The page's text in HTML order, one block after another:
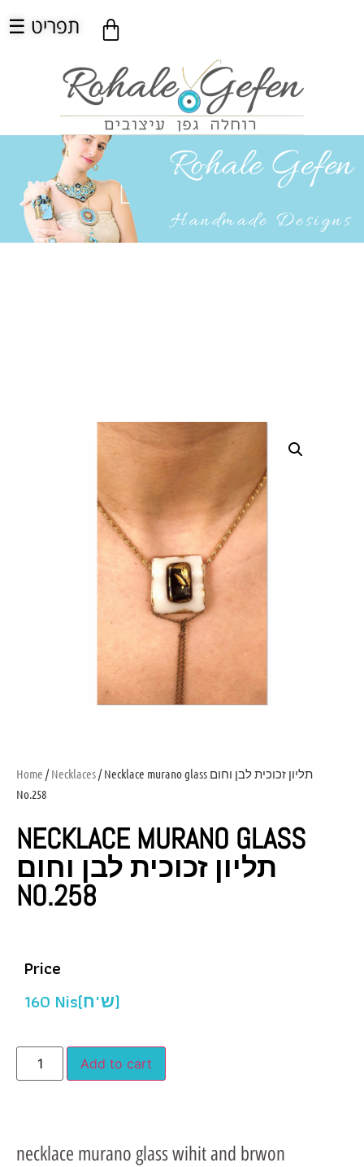
☰ תפריט
Rohale Gefen
Handmade Designs
Home /Necklaces/ Necklace murano glass תליון זכוכית לבן וחום
No.258
NECKLACE MURANO GLASS
תליון זכוכית לבן וחום
NO.258
Price
160
Nis(ש"ח)
Add to cart
necklace murano glass wihit and brwon